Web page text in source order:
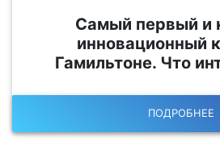
Самый первый и
инновационный
Гамильтоне. Что
ПОДРОБНЕЕ